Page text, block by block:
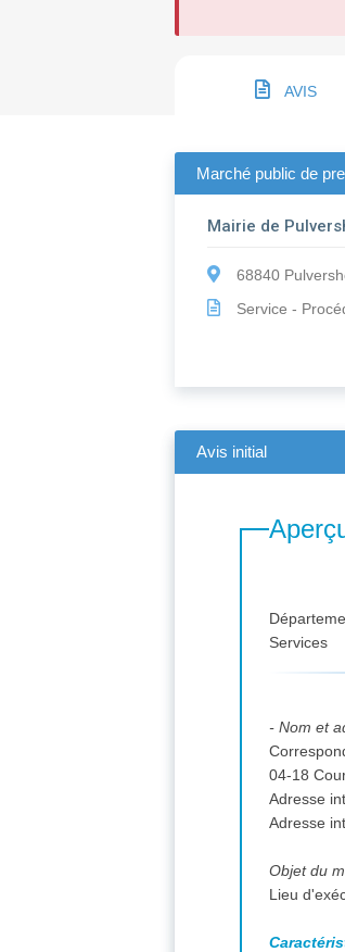
AVIS
Marché public de
Mairie de
68840
Service -
Avis initial
Services
- Nom et
Correspondant : Horn Christian, 1 place
04-18
Adresse
Adresse
Objet du